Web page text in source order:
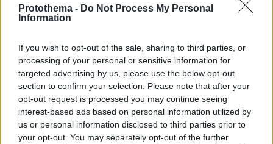
Protothema - Do Not Process My Personal
Information
If you wish to opt-out of the sale, sharing to third parties, or
processing of your personal or sensitive information for
targeted advertising by us, please use the below opt-out
section to confirm your selection. Please note that after your
opt-out request is processed you may continue seeing
interest-based ads based on personal information utilized by
us or personal information disclosed to third parties prior to
your opt-out. You may separately opt-out of the further
τέσσερις φοιτητές δολοφονήθηκαν μέσα σε λίγα
λεπτά
09.08.2026, 08:33